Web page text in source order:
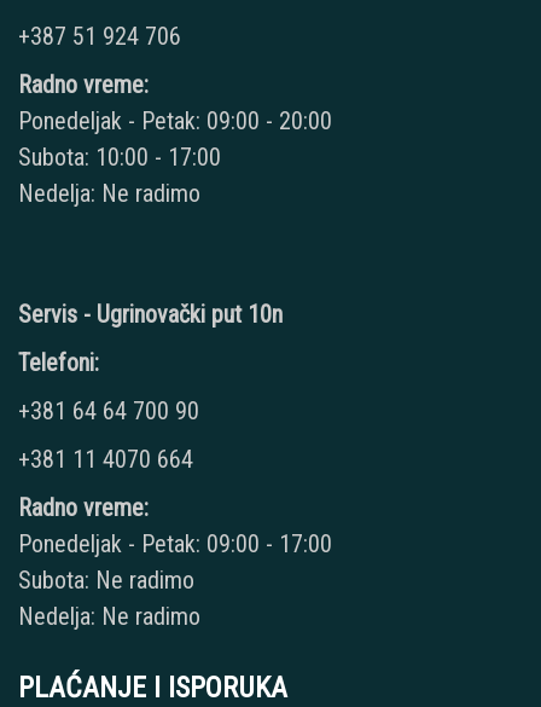
+387 51 924 706
Radno vreme:
Ponedeljak - Petak: 09:00 - 20:00
Subota: 10:00 - 17:00
Nedelja: Ne radimo
Servis - Ugrinovački put 10n
Telefoni:
+381 64 64 700 90
+381 11 4070 664
Radno vreme:
Ponedeljak - Petak: 09:00 - 17:00
Subota: Ne radimo
Nedelja: Ne radimo
PLAĆANJE I ISPORUKA